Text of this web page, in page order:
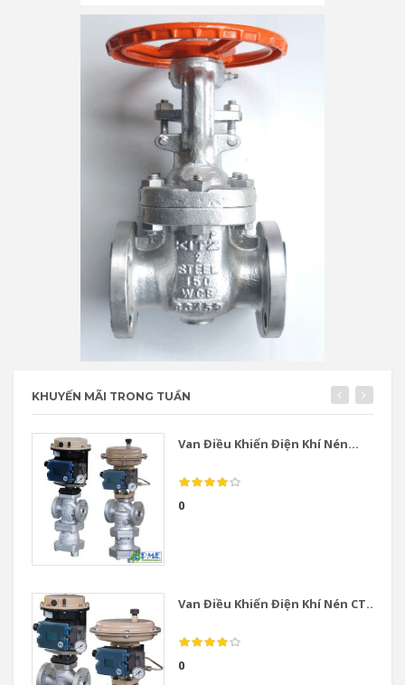
KHUYẾN MÃI TRONG TUẦN
Van Điều Khiển Điện Khí Nén...
0
Van Điều Khiển Điện Khí Nén CT...
0